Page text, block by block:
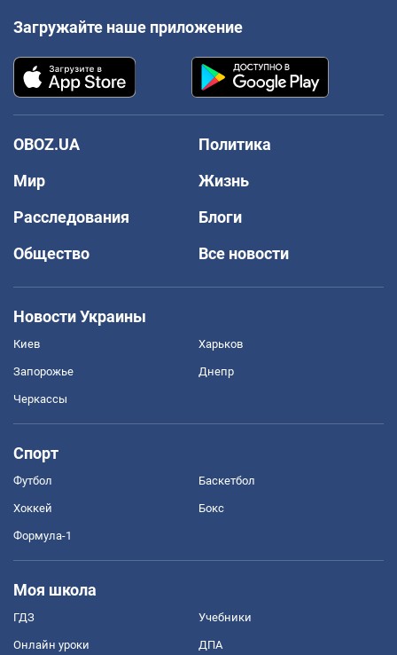
Загружайте наше приложение
OBOZ.UA
Политика
Мир
Жизнь
Расследования
Блоги
Общество
Все новости
Новости Украины
Киев Харьков
Запорожье Днепр
Черкассы
Спорт
Футбол Баскетбол
Хоккей Бокс
Формула-1
Моя школа
ГДЗ Учебники
Онлайн уроки ДПА